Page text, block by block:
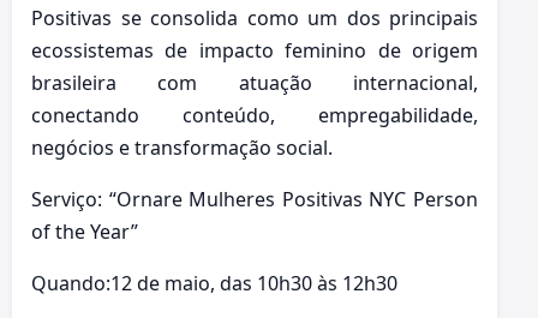
Positivas se consolida como um dos principais
ecossistemas de impacto feminino de origem
brasileira com atuação internacional,
conectando conteúdo, empregabilidade,
negócios e transformação social.
Serviço: “Ornare Mulheres Positivas NYC Person
of the Year”
Quando:12 de maio, das 10h30 às 12h30